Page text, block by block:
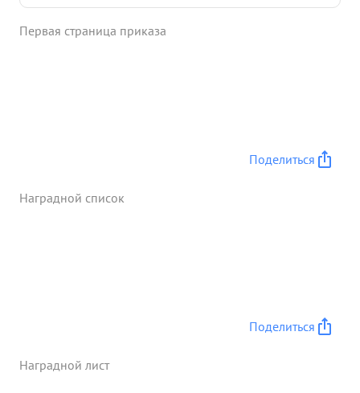
рубеже. При этом было уничтожено до взвода
Первая страница приказа
Поделиться
Наградной список
Поделиться
Наградной лист